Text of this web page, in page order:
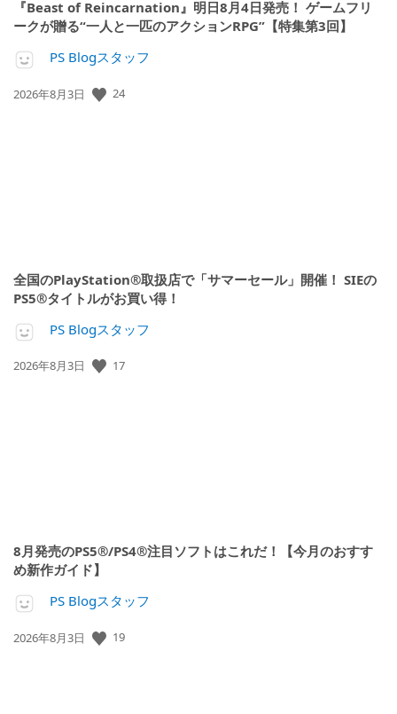
『Beast of Reincarnation』明日8月4日発売！ ゲームフリ
ークが贈る“一人と一匹のアクションRPG”【特集第3回】
PS Blogスタッフ
公
2026年8月3日 24
全国のPlayStation®取扱店で「サマーセール」開催！ SIEの
PS5®タイトルがお買い得！
PS Blogスタッフ
公
2026年8月3日 17
8月発売のPS5®/PS4®注目ソフトはこれだ！【今月のおすす
め新作ガイド】
PS Blogスタッフ
公
2026年8月3日 19